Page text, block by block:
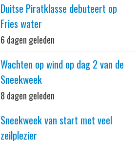
Duitse Piratklasse debuteert op
Fries water
6 dagen geleden
Wachten op wind op dag 2 van de
Sneekweek
8 dagen geleden
Sneekweek van start met veel
zeilplezier